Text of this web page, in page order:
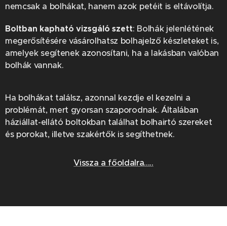
nemcsak a bolhákat, hanem azok petéit is eltávolítja.
Boltban kapható vizsgáló szett: Bolhák jelenlétének
megerősítésére vásárolhatsz bolhajelző készleteket is,
amelyek segítenek azonosítani, ha a lakásban valóban
bolhák vannak.
Ha bolhákat találsz, azonnal kezdje el kezelni a
problémát, mert gyorsan szaporodnak. Általában
háziállat-ellátó boltokban találhat bolhairtó szereket
és porokat, illetve szakértők is segíthetnek.
Vissza a főoldalra.....